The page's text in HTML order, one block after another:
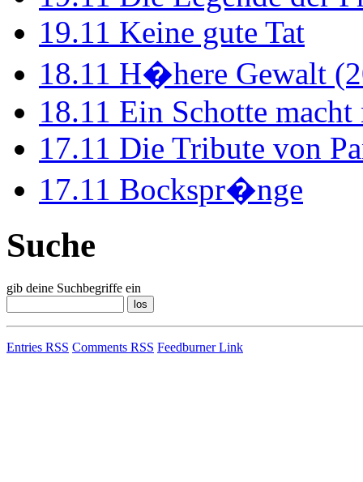
19.11 Keine gute Tat
18.11 H�here Gewalt
18.11 Ein Schotte
17.11 Die Tribute von
17.11 Bockspr�nge
Suche
gib deine Suchbegriffe ein
Entries RSS Comments RSS Feedburner Link